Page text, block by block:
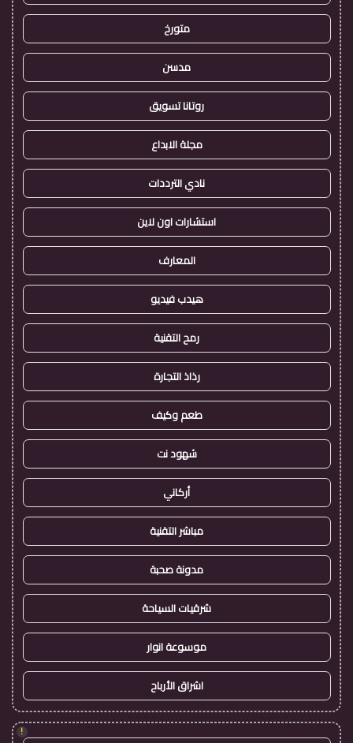
متورخ
مدسن
روتانا تسويق
مجلة الابداع
نادي الترددات
استشارات اون لاين
المعارف
هيدب فيديو
رمح التقنية
رذاذ التجارة
طعم وكيف
شهود نت
أركاني
مباشر التقنية
مدونة صحبة
شرقيات السياحة
موسوعة انوار
اشراق الأرباح
!